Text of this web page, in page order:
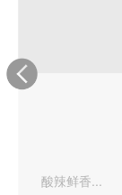
酸辣鲜香...